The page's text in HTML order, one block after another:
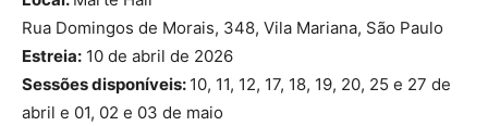
Rua Domingos de Morais, 348, Vila Mariana, São Paulo
Estreia: 10 de abril de 2026
Sessões disponíveis: 10, 11, 12, 17, 18, 19, 20, 25 e 27 de
abril e 01, 02 e 03 de maio